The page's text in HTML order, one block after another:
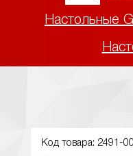
Настольные
Код товара: 2491-